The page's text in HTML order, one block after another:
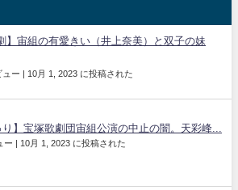
】宙組の有愛きい（井上奈美）と双子の妹
ュー | 10月 1, 2023 に投稿された
り】宝塚歌劇団宙組公演の中止の闇。天彩峰...
ー | 10月 1, 2023 に投稿された